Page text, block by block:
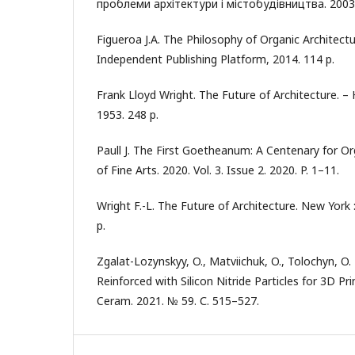
проблеми архітектури і містобудівництва.
Figueroa J.A. The Philosophy of Organic
Independent Publishing Platform, 2014. 114 p.
Frank Lloyd Wright. The Future of Architecture. –
1953. 248 р.
Paull J. The First Goetheanum: A Centenary for
of Fine Arts. 2020. Vol. 3. Issue 2. 2020. P. 1–11.
Wright F.-L. The Future of Architecture. New York
р.
Zgalat-Lozynskyy, O., Matviichuk, O., Tolochyn,
Reinforced with Silicon Nitride Particles for 3D
Ceram. 2021. № 59. С. 515–527.